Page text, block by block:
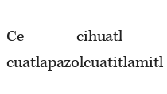
Ce cihuatl
cuatlapazolcuatitlamitl